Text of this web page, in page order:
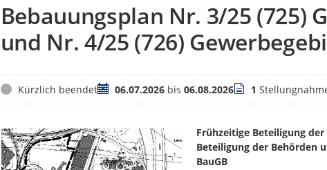
Bebauungsplan Nr. 3/25 (725)
und Nr. 4/25 (726)
StatusKürzlich beendetZeitraum
06.07.2026bis 06.08.2026Stellungnahmen
1
Frühzeitige Beteiligung
Beteiligung der Behörden
BauGB